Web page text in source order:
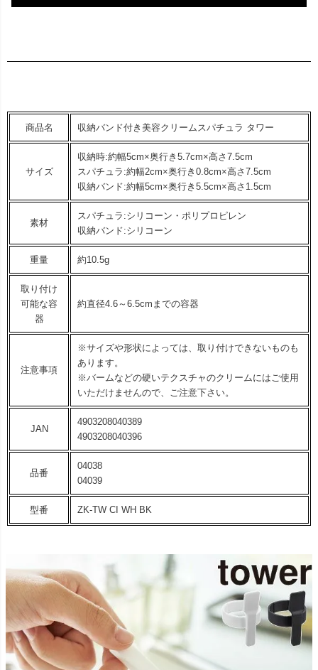
商品名 収納バンド付き美容クリームスパチュラ タワー
サイズ
収納時:約幅5cm×奥行き5.7cm×高さ7.5cm
スパチュラ:約幅2cm×奥行き0.8cm×高さ7.5cm
収納バンド:約幅5cm×奥行き5.5cm×高さ1.5cm
素材
スパチュラ:シリコーン・ポリプロピレン
収納バンド:シリコーン
重量 約10.5g
取り付け
可能な容
器
約直径4.6～6.5cmまでの容器
注意事項
※サイズや形状によっては、取り付けできないものも
あります。
※バームなどの硬いテクスチャのクリームにはご使用
いただけませんので、ご注意下さい。
JAN
4903208040389
4903208040396
品番
04038
04039
型番 ZK-TW CI WH BK